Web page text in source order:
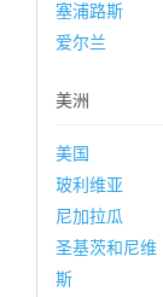
塞浦路斯
爱尔兰
美洲
美国
玻利维亚
尼加拉瓜
圣基茨和尼维
斯